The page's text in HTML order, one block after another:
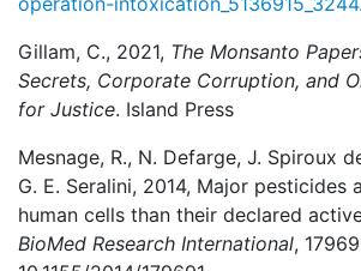
Gillam, C., 2021, The Monsanto
Secrets, Corporate Corruption, and
for Justice. Island Press
Mesnage, R., N. Defarge, J. Spiroux
G. E. Seralini, 2014, Major pesticides
human cells than their declared
BioMed Research International,